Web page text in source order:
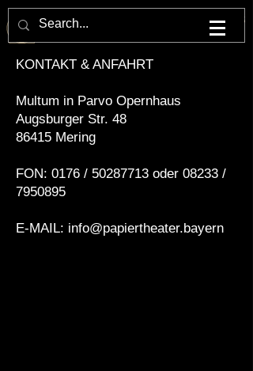
M U L T U M . I N . P A R V O . O P E R N H A U S
KONTAKT & ANFAHRT
Multum in Parvo Opernhaus
Augsburger Str. 48
86415 Mering
FON: 0176 / 50287713 oder 08233 /
7950895
E-MAIL: info@papiertheater.bayern